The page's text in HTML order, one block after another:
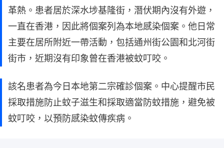
革熱。患者居於深水埗基隆街，潛伏期內沒有外遊，
一直在香港，因此將個案列為本地感染個案。他日常
主要在居所附近一帶活動，包括通州街公園和北河街
街市，近期沒有印象曾在香港被蚊叮咬。
該名患者為今日本地第二宗確診個案。中心提醒市民
採取措施防止蚊子滋生和採取適當防蚊措施，避免被
蚊叮咬，以預防感染蚊傳疾病。